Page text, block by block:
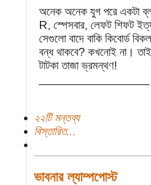
অনেক অনেক যুগ পরে একটা
R, স্পেসবার, লেফট শিফট
সেগুলো বাদে বাকি কিবোর্ড
বন্ধ থাকবে? কখনোই না।
টাটকা তাজা ভ্রমন্থণ!
২২টি মন্তব্য
বিস্তারিত...
ভাবনার ল্যাম্পপোস্ট